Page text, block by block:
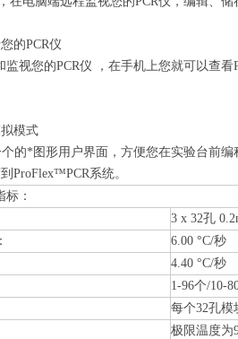
的PCR仪
监视您的PCR仪 ，在手机上您就可以查
模式
的*图形用户界面，方便您在实验台前
ProFlex™PCR系统。
：
3 x 32孔
6.00 °C/秒
4.40 °C/秒
1-96个/10-
每个32孔
极限温度为